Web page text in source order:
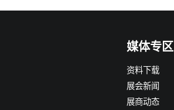
媒体专区
资料下载
展会新闻
展商动态